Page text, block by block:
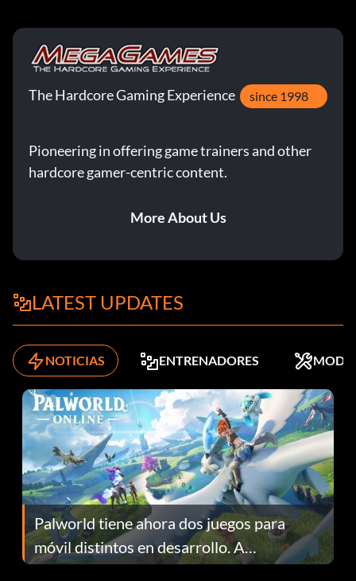
The Hardcore Gaming Experience since 1998
Pioneering in offering game trainers and other
hardcore gamer-centric content.
More About Us
LATEST UPDATES
NOTICIAS ENTRENADORES MODS
Palworld tiene ahora dos juegos para
móvil distintos en desarrollo. A
continuación te explicamos por qué.